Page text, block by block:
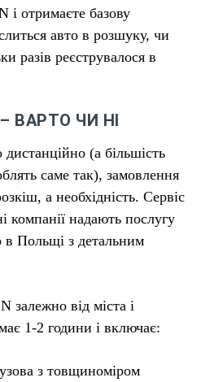
і отримаєте базову
авто в розшуку, чи
разів реєструвалося в
ВАРТО ЧИ НІ
(а більшість
саме так), замовлення
а необхідність. Сервіс
компанії надають послугу
в Польщі з детальним
залежно від міста і
1-2 години і включає:
з товщиноміром